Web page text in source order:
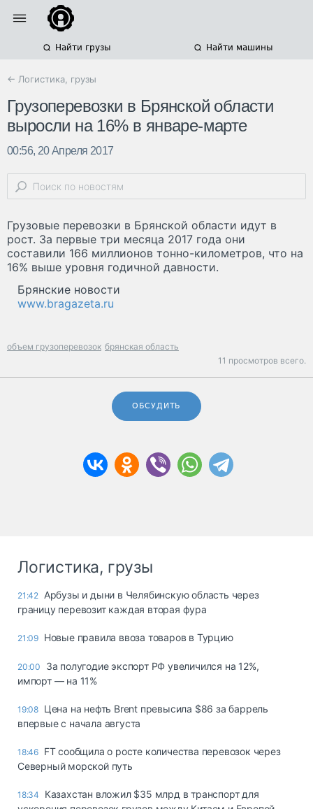
Найти грузы Найти машины
← Логистика, грузы
Грузоперевозки в Брянской области
выросли на 16% в январе-марте
00:56, 20 Апреля 2017
Грузовые перевозки в Брянской области идут в
рост. За первые три месяца 2017 года они
составили 166 миллионов тонно-километров, что на
16% выше уровня годичной давности.
Брянские новости
www.bragazeta.ru
объем грузоперевозок брянская область
11 просмотров всего.
ОБСУДИТЬ
Логистика, грузы
21:42 Арбузы и дыни в Челябинскую область через
границу перевозит каждая вторая фура
21:09 Новые правила ввоза товаров в Турцию
20:00
За полугодие экспорт РФ увеличился на 12%,
импорт — на 11%
19:08 Цена на нефть Brent превысила $86 за баррель
впервые с начала августа
18:46 FT сообщила о росте количества перевозок через
Северный морской путь
18:34
Казахстан вложил $35 млрд в транспорт для